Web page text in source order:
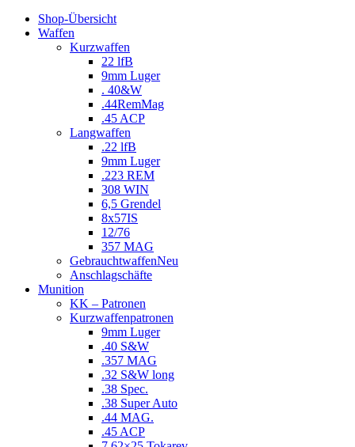
Shop-Übersicht
Waffen
Kurzwaffen
22 lfB
9mm Luger
. 40&W
.44RemMag
.45 ACP
Langwaffen
.22 lfB
9mm Luger
.223 REM
308 WIN
6,5 Grendel
8x57IS
12/76
357 MAG
GebrauchtwaffenNeu
Anschlagschäfte
Munition
KK – Patronen
Kurzwaffenpatronen
9mm Luger
.40 S&W
.357 MAG
.32 S&W long
.38 Spec.
.38 Super Auto
.44 MAG.
.45 ACP